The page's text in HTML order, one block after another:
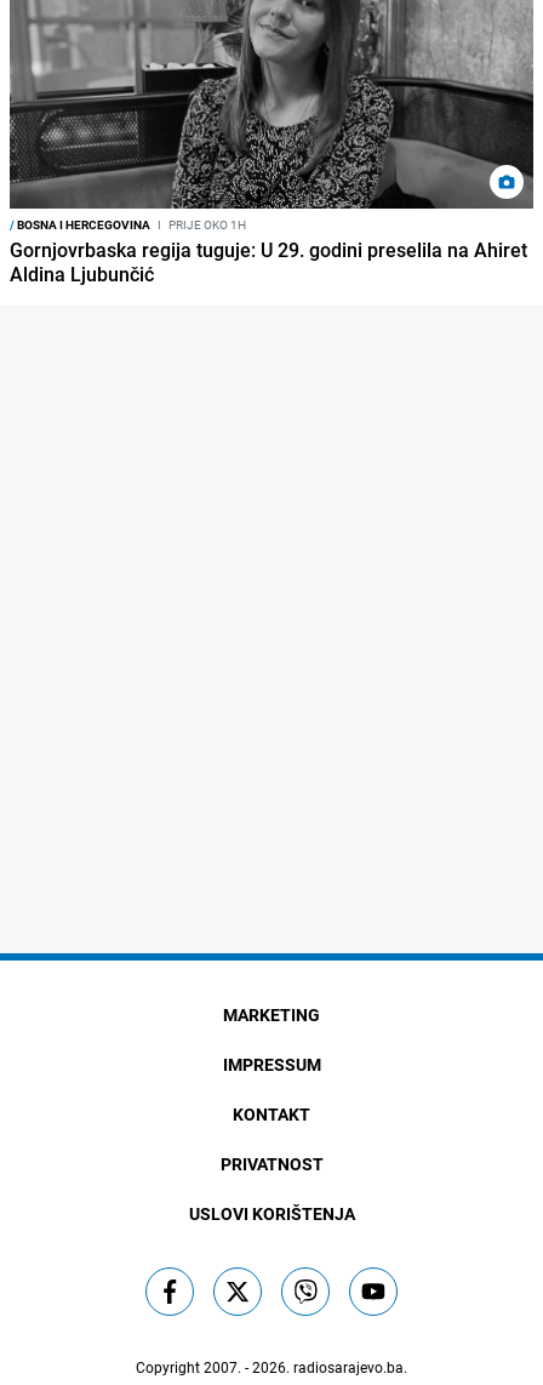
/BOSNA I HERCEGOVINA I PRIJE OKO 1H
Gornjovrbaska regija tuguje: U 29. godini preselila na Ahiret
Aldina Ljubunčić
MARKETING
IMPRESSUM
KONTAKT
PRIVATNOST
USLOVI KORIŠTENJA
Copyright 2007. - 2026. radiosarajevo.ba.